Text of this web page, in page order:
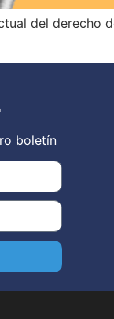
del derecho
boletín